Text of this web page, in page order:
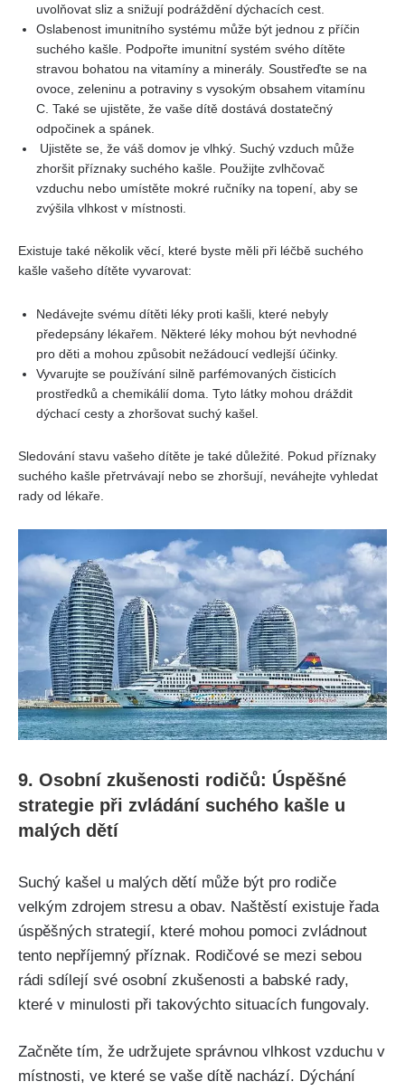
uvolňovat sliz a snižují ​podráždění dýchacích cest.
Oslabenost imunitního systému může být jednou z příčin
suchého kašle. ‍Podpořte imunitní ​systém svého dítěte
stravou bohatou na vitamíny a minerály. Soustřeďte se na
ovoce, zeleninu a ⁢potraviny s vysokým obsahem⁣ vitamínu
C. Také se ujistěte, že vaše dítě ⁤dostává dostatečný
odpočinek⁣ a spánek.
⁢ Ujistěte se, že ⁢váš domov je vlhký. Suchý vzduch může
zhoršit ⁤příznaky suchého kašle. ⁢Použijte zvlhčovač
vzduchu ‍nebo umístěte⁤ mokré ručníky na topení, aby se
⁣zvýšila vlhkost v místnosti.
Existuje také několik věcí, které byste měli při léčbě suchého
kašle vašeho dítěte ‍vyvarovat:
Nedávejte svému⁤ dítěti léky⁣ proti⁣ kašli, které nebyly
předepsány lékařem. Některé léky mohou být nevhodné
pro děti a mohou⁢ způsobit nežádoucí vedlejší účinky.
Vyvarujte se‌ používání silně parfémovaných ⁣čisticích
prostředků a chemikálií doma. Tyto látky mohou dráždit
⁤dýchací ⁢cesty a zhoršovat suchý kašel.
⁤Sledování stavu vašeho dítěte je ⁢také důležité. Pokud příznaky
suchého kašle přetrvávají nebo‍ se zhoršují, neváhejte vyhledat
rady od lékaře.
9. Osobní zkušenosti rodičů: Úspěšné‍
strategie při ⁤zvládání suchého kašle u
malých dětí
Suchý kašel u malých⁣ dětí​ může být‍ pro rodiče
velkým​ zdrojem stresu a ‌obav. Naštěstí existuje řada
úspěšných strategií, které ‌mohou pomoci zvládnout
tento nepříjemný příznak. Rodičové ‍se mezi sebou ​
rádi sdílejí⁢ své osobní zkušenosti a babské rady,
které v ⁤minulosti při takovýchto situacích fungovaly.
Začněte tím, že ⁢udržujete správnou vlhkost ⁢vzduchu v
místnosti, ve ‌které se vaše dítě nachází. Dýchání